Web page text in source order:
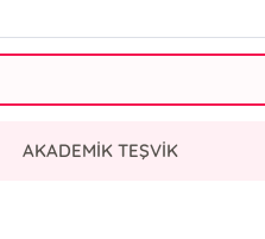
AKADEMİK TEŞVİK